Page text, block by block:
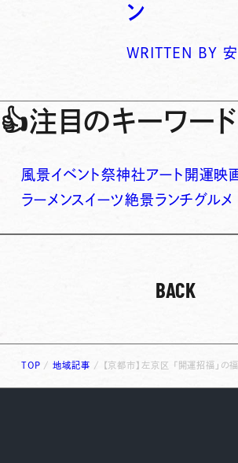
ン
WRITTEN BY
👍注目のキーワード
風景イベント祭神社アート 開運映
ラーメンスイーツ絶景ランチグルメ
BACK
TOP /地域記事 / 【京都市】左京区 「開運招福」の